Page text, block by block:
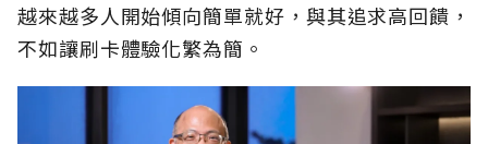
越來越多人開始傾向簡單就好，與其追求高回饋，
不如讓刷卡體驗化繁為簡。